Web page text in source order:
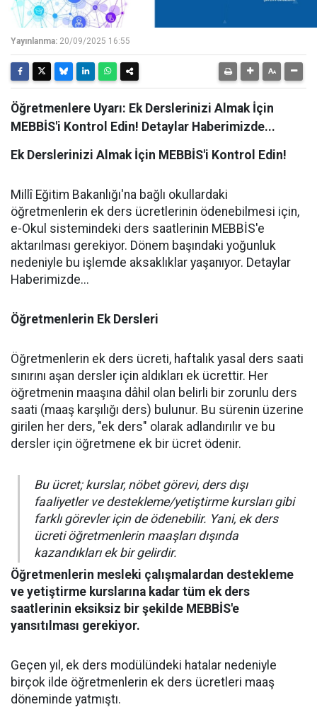
Yayınlanma: 20/09/2025 16:55
Öğretmenlere Uyarı: Ek Derslerinizi Almak İçin
MEBBİS'i Kontrol Edin! Detaylar Haberimizde...
Ek Derslerinizi Almak İçin MEBBİS'i Kontrol Edin!
Millî Eğitim Bakanlığı'na bağlı okullardaki
öğretmenlerin ek ders ücretlerinin ödenebilmesi için,
e-Okul sistemindeki ders saatlerinin MEBBİS'e
aktarılması gerekiyor. Dönem başındaki yoğunluk
nedeniyle bu işlemde aksaklıklar yaşanıyor. Detaylar
Haberimizde...
Öğretmenlerin Ek Dersleri
Öğretmenlerin ek ders ücreti, haftalık yasal ders saati
sınırını aşan dersler için aldıkları ek ücrettir. Her
öğretmenin maaşına dâhil olan belirli bir zorunlu ders
saati (maaş karşılığı ders) bulunur. Bu sürenin üzerine
girilen her ders, "ek ders" olarak adlandırılır ve bu
dersler için öğretmene ek bir ücret ödenir.
Bu ücret; kurslar, nöbet görevi, ders dışı
faaliyetler ve destekleme/yetiştirme kursları gibi
farklı görevler için de ödenebilir. Yani, ek ders
ücreti öğretmenlerin maaşları dışında
kazandıkları ek bir gelirdir.
Öğretmenlerin mesleki çalışmalardan destekleme
ve yetiştirme kurslarına kadar tüm ek ders
saatlerinin eksiksiz bir şekilde MEBBİS'e
yansıtılması gerekiyor.
Geçen yıl, ek ders modülündeki hatalar nedeniyle
birçok ilde öğretmenlerin ek ders ücretleri maaş
döneminde yatmıştı.